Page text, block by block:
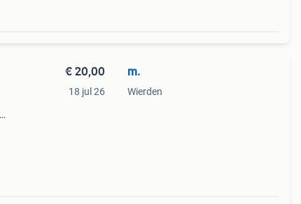
€ 20,00
18 jul 26
m.
Wierden